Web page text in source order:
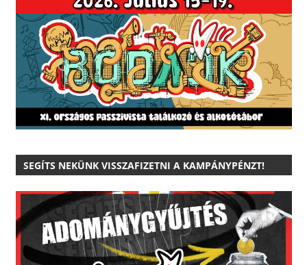
SEGÍTS NEKÜNK VISSZAFIZETNI A KAMPÁNYPÉNZT!